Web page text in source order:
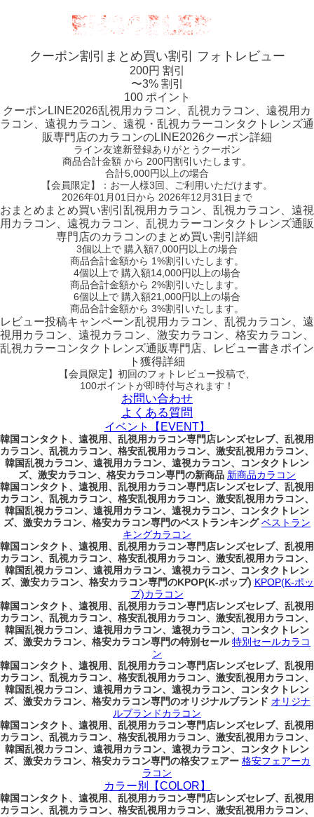
クーポン割引 まとめ買い割引 フォトレビュー
200円 割引
〜3% 割引
100 ポイント
クーポン LINE2026乱視用カラコン、乱視カラコン、遠視用カ
ラコン、遠視カラコン、遠視・乱視カラーコンタクトレンズ通
販専門店のカラコンのLINE2026クーポン詳細
ライン友達新登録ありがとうクーポン
商品合計金額 から 200円割引 いたします。
合計5,000円以上の場合
【会員限定】：お一人様3回
、ご利用いただけます。
2026年01月01日から 2026年12月31日まで
おまとめ まとめ買い割引 乱視用カラコン、乱視カラコン、遠視
用カラコン、遠視カラコン、乱視カラーコンタクトレンズ通販
専門店のカラコンのまとめ買い割引詳細
3個以上で 購入額7,000円以上の場合
商品合計金額から 1%割引いたします。
4個以上で 購入額14,000円以上の場合
商品合計金額から 2%割引いたします。
6個以上で 購入額21,000円以上の場合
商品合計金額から 3%割引いたします。
レビュー投稿キャンペーン乱視用カラコン、乱視カラコン、遠
視用カラコン、遠視カラコン、激安カラコン、格安カラコン、
乱視カラーコンタクトレンズ通販専門店、レビュー書きポイン
ト獲得詳細
【会員限定】初回のフォトレビュー投稿で、
100ポイントが即時付与されます！
お問い合わせ
よくある質問
イベント【EVENT】
韓国コンタクト、遠視用、乱視用カラコン専門店レンズセレブ、乱視用
カラコン、乱視カラコン、格安乱視用カラコン、激安乱視用カラコン、
韓国乱視カラコン、遠視用カラコン、遠視カラコン、コンタクトレン
ズ、激安カラコン、格安カラコン専門の新商品 新商品カラコン
韓国コンタクト、遠視用、乱視用カラコン専門店レンズセレブ、乱視用
カラコン、乱視カラコン、格安乱視用カラコン、激安乱視用カラコン、
韓国乱視カラコン、遠視用カラコン、遠視カラコン、コンタクトレン
ズ、激安カラコン、格安カラコン専門のベストランキング ベストラン
キングカラコン
韓国コンタクト、遠視用、乱視用カラコン専門店レンズセレブ、乱視用
カラコン、乱視カラコン、格安乱視用カラコン、激安乱視用カラコン、
韓国乱視カラコン、遠視用カラコン、遠視カラコン、コンタクトレン
ズ、激安カラコン、格安カラコン専門のKPOP(K-ポップ) KPOP(K-ポッ
プ)カラコン
韓国コンタクト、遠視用、乱視用カラコン専門店レンズセレブ、乱視用
カラコン、乱視カラコン、格安乱視用カラコン、激安乱視用カラコン、
韓国乱視カラコン、遠視用カラコン、遠視カラコン、コンタクトレン
ズ、激安カラコン、格安カラコン専門の特別セール 特別セールカラコ
ン
韓国コンタクト、遠視用、乱視用カラコン専門店レンズセレブ、乱視用
カラコン、乱視カラコン、格安乱視用カラコン、激安乱視用カラコン、
韓国乱視カラコン、遠視用カラコン、遠視カラコン、コンタクトレン
ズ、激安カラコン、格安カラコン専門のオリジナルブランド オリジナ
ルブランドカラコン
韓国コンタクト、遠視用、乱視用カラコン専門店レンズセレブ、乱視用
カラコン、乱視カラコン、格安乱視用カラコン、激安乱視用カラコン、
韓国乱視カラコン、遠視用カラコン、遠視カラコン、コンタクトレン
ズ、激安カラコン、格安カラコン専門の格安フェアー 格安フェアーカ
ラコン
カラー別【COLOR】
韓国コンタクト、遠視用、乱視用カラコン専門店レンズセレブ、乱視用
カラコン、乱視カラコン、格安乱視用カラコン、激安乱視用カラコン、